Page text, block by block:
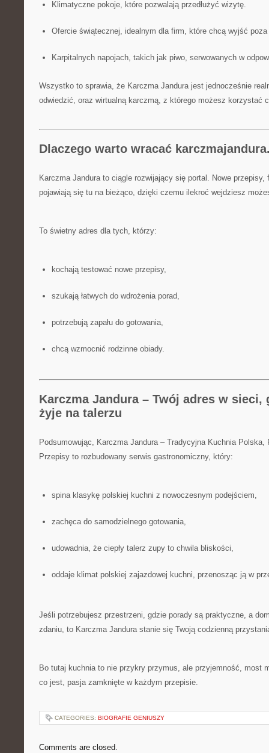
Klimatyczne pokoje, które pozwalają przedłużyć wizytę.
Ofercie świątecznej, idealnym dla firm, które chcą wyjść
Karpitalnych napojach, takich jak piwo, serwowanych w
Wszystko to sprawia, że Karczma Jandura jest jednocześnie
odwiedzić, oraz wirtualną karczmą, z którego możesz korzystać
Dlaczego warto wracać
Karczma Jandura to ciągle rozwijający się portal. Nowe przepisy,
pojawiają się tu na bieżąco, dzięki czemu ilekroć wejdziesz
To świetny adres dla tych, którzy:
kochają testować nowe przepisy,
szukają łatwych do wdrożenia porad,
potrzebują zapału do gotowania,
chcą wzmocnić rodzinne obiady.
Karczma Jandura – Twój adres w sieci,
żyje na talerzu
Podsumowując, Karczma Jandura – Tradycyjna Kuchnia Polska,
Przepisy to rozbudowany serwis gastronomiczny, który:
spina klasykę polskiej kuchni z nowoczesnym podejściem,
zachęca do samodzielnego gotowania,
udowadnia, że ciepły talerz zupy to chwila bliskości,
oddaje klimat polskiej zajazdowej kuchni, przenosząc ją w
Jeśli potrzebujesz przestrzeni, gdzie porady są praktyczne, a
zdaniu, to Karczma Jandura stanie się Twoją codzienną
Bo tutaj kuchnia to nie przykry przymus, ale przyjemność, most
co jest, pasja zamknięte w każdym przepisie.
CATEGORIES: BIOGRAFIE GENIUSZY
Comments are closed.